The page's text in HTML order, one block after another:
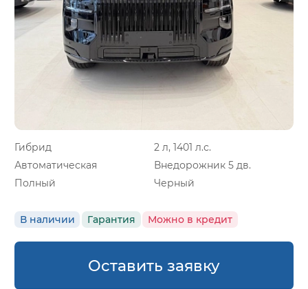
Гибрид
2 л, 1401 л.с.
Автоматическая
Внедорожник 5 дв.
Полный
Черный
В наличии Гарантия Можно в кредит
Оставить заявку